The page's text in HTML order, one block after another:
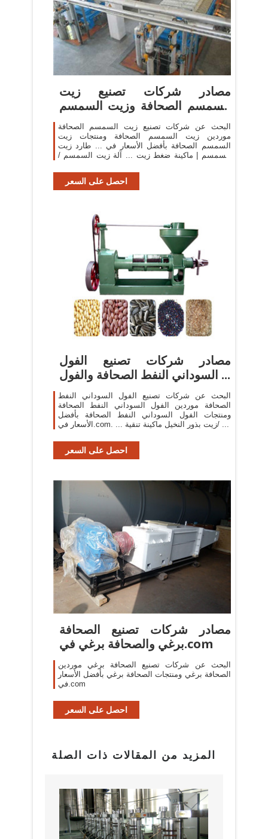
مصادر شركات تصنيع زيت
السمسم الصحافة وزيت السمسم
البحث عن شركات تصنيع زيت السمسم الصحافة
موردين زيت السمسم الصحافة ومنتجات زيت
السمسم الصحافة بأفضل الأسعار في ... طارد زيت
السمسم | ماكينة ضغط زيت ... آلة زيت السمسم /
احصل على السعر
مصادر شركات تصنيع الفول
السوداني النفط الصحافة والفول ...
البحث عن شركات تصنيع الفول السوداني النفط
الصحافة موردين الفول السوداني النفط الصحافة
ومنتجات الفول السوداني النفط الصحافة بأفضل
الأسعار في.com. ... زيت بذور النخيل ماكينة تنقية/ ...
احصل على السعر
مصادر شركات تصنيع الصحافة
برغي والصحافة برغي في.com
البحث عن شركات تصنيع الصحافة برغي موردين
الصحافة برغي ومنتجات الصحافة برغي بأفضل الأسعار
في.com
احصل على السعر
المزيد من المقالات ذات الصلة